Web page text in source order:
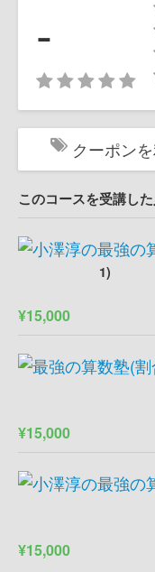
-
クーポン
このコースを受講し
1)
¥15,000
¥15,000
¥15,000